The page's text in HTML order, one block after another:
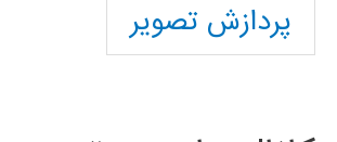
پردازش تصویر